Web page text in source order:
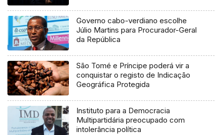
Governo cabo-verdiano escolhe
Júlio Martins para Procurador-Geral
da República
São Tomé e Príncipe poderá vir a
conquistar o registo de Indicação
Geográfica Protegida
Instituto para a Democracia
Multipartidária preocupado com
intolerância política